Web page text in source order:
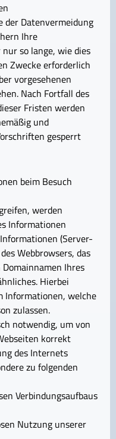
der Datenvermeidung
Ihre
so lange, wie dies
Zwecke erforderlich
vorgesehenen
Nach Fortfall des
Fristen werden
und
gesperrt
beim Besuch
werden
Informationen
(Server-
Webbrowsers, das
Ihres
Hierbei
Informationen, welche
zulassen.
notwendig, um von
korrekt
des Internets
zu folgenden
Verbindungsaufbaus
Nutzung unserer